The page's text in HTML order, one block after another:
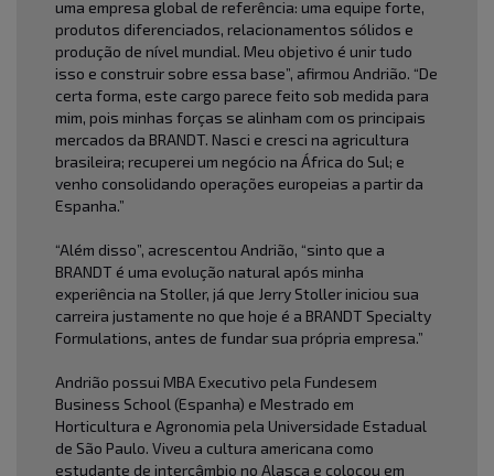
uma empresa global de referência: uma equipe forte,
produtos diferenciados, relacionamentos sólidos e
produção de nível mundial. Meu objetivo é unir tudo
isso e construir sobre essa base”, afirmou Andrião. “De
certa forma, este cargo parece feito sob medida para
mim, pois minhas forças se alinham com os principais
mercados da BRANDT. Nasci e cresci na agricultura
brasileira; recuperei um negócio na África do Sul; e
venho consolidando operações europeias a partir da
Espanha.”
“Além disso”, acrescentou Andrião, “sinto que a
BRANDT é uma evolução natural após minha
experiência na Stoller, já que Jerry Stoller iniciou sua
carreira justamente no que hoje é a BRANDT Specialty
Formulations, antes de fundar sua própria empresa.”
Andrião possui MBA Executivo pela Fundesem
Business School (Espanha) e Mestrado em
Horticultura e Agronomia pela Universidade Estadual
de São Paulo. Viveu a cultura americana como
estudante de intercâmbio no Alasca e colocou em